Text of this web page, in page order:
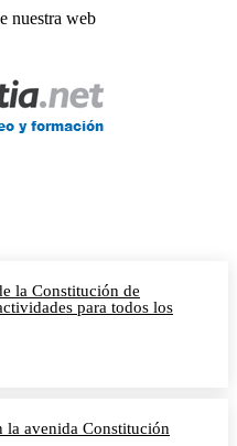
nuestra web
la Constitución de
para todos los
la avenida Constitución